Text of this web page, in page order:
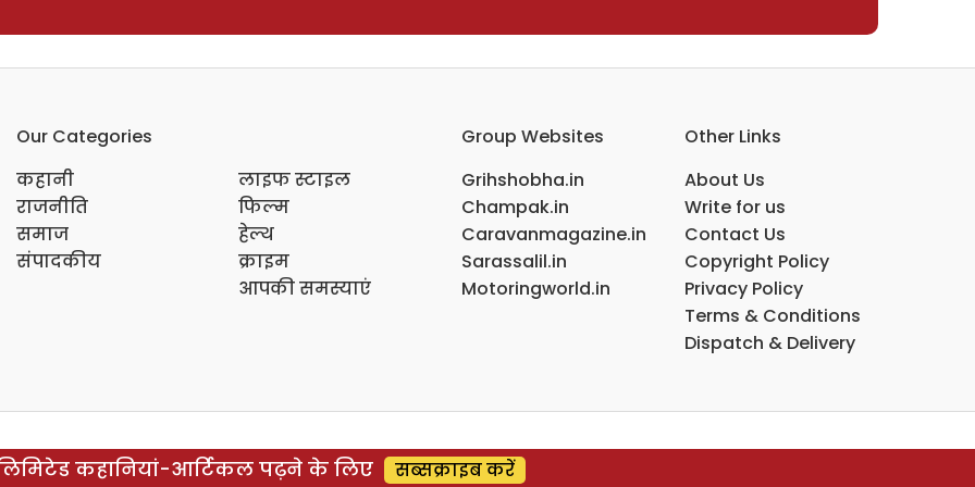
Our Categories
कहानी
राजनीति
समाज
संपादकीय
लाइफ स्टाइल
फिल्म
हेल्थ
क्राइम
आपकी समस्याएं
Group Websites
Grihshobha.in
Champak.in
Caravanmagazine.in
Sarassalil.in
Motoringworld.in
Other Links
About Us
Write for us
Contact Us
Copyright Policy
Privacy Policy
Terms & Conditions
Dispatch & Delivery
कहानियां-आर्टिकल पढ़ने के लिए सब्सक्राइब करें